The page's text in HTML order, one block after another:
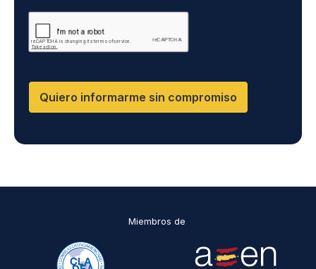
c
*
D
cumplimiento@grupomainjobs.com así como el derecho a
presentar una reclamación ante la autoridad de control.
Puedes consultar la información adicional y detallada
Quiero informarme sin compromiso
Miembros de